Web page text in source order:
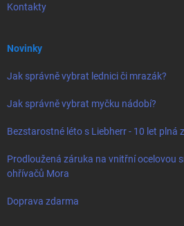
Kontakty
Novinky
Jak správně vybrat lednici či mrazák?
Jak správně vybrat myčku nádobí?
Bezstarostné léto s Liebherr - 10 let plná
Prodloužená záruka na vnitřní ocelovou
ohřívačů Mora
Doprava zdarma